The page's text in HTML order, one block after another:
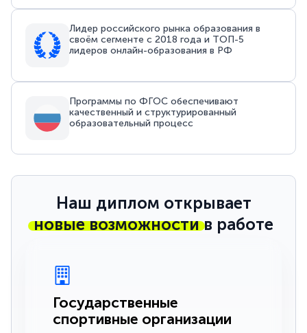
Лидер российского рынка образования в
своём сегменте с 2018 года и ТОП-5
лидеров онлайн-образования в РФ
Программы по ФГОС обеспечивают
качественный и структурированный
образовательный процесс
Наш диплом открывает
новые возможностив работе
Государственные
спортивные организации